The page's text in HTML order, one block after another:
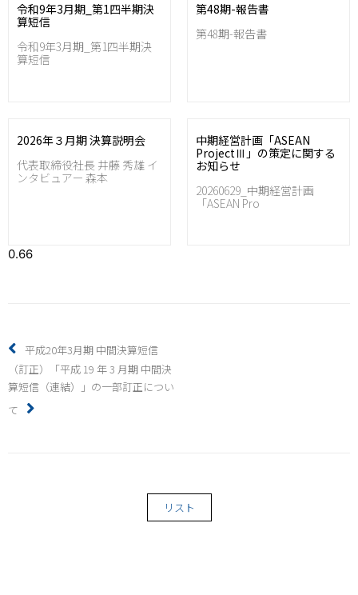
令和9年3月期_第1四半期決
算短信
令和9年3月期_第1四半期決
算短信
第48期-報告書
第48期-報告書
2026年３月期 決算説明会
代表取締役社長 井藤 秀雄 イ
ンタビュアー 森本
中期経営計画「ASEAN
ProjectⅢ」の策定に関する
お知らせ
20260629_中期経営計画
「ASEAN Pro
平成20年3月期 中間決算短信
（訂正）「平成 19 年 3 月期 中間決
算短信（連結）」の一部訂正につい
て
リスト